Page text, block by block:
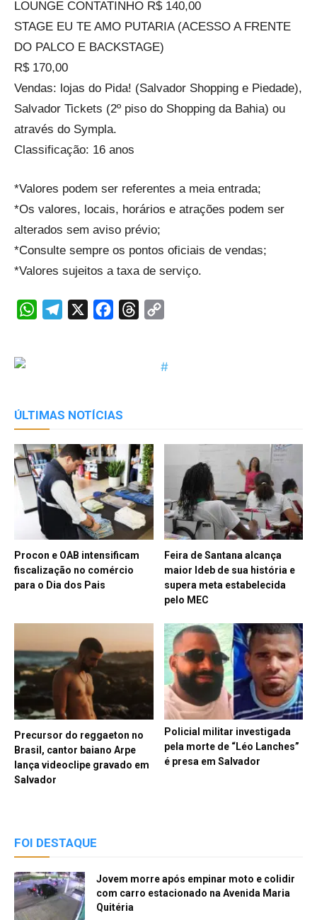
LOUNGE CONTATINHO R$ 140,00
STAGE EU TE AMO PUTARIA (ACESSO A FRENTE
DO PALCO E BACKSTAGE)
R$ 170,00
Vendas: lojas do Pida! (Salvador Shopping e Piedade),
Salvador Tickets (2º piso do Shopping da Bahia) ou
através do Sympla.
Classificação: 16 anos
*Valores podem ser referentes a meia entrada;
*Os valores, locais, horários e atrações podem ser
alterados sem aviso prévio;
*Consulte sempre os pontos oficiais de vendas;
*Valores sujeitos a taxa de serviço.
WhatsAppTelegram FacebookThreads
ÚLTIMAS NOTÍCIAS
Procon e OAB intensificam
fiscalização no comércio
para o Dia dos Pais
Feira de Santana alcança
maior Ideb de sua história e
supera meta estabelecida
pelo MEC
Precursor do reggaeton no
Brasil, cantor baiano Arpe
lança videoclipe gravado em
Salvador
Policial militar investigada
pela morte de “Léo Lanches”
é presa em Salvador
FOI DESTAQUE
Jovem morre após empinar moto e colidir
com carro estacionado na Avenida Maria
Quitéria